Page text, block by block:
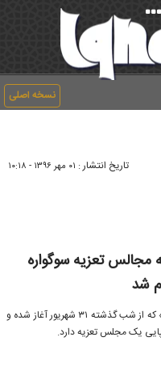
نسخه اصلی
تاریخ انتشار : ۰۱ مهر ۱۳۹۶ - ۱۰:۱۸
تعزیه سوگواره
شد
گروه هنر: سوگواره نمایشی «رکعت به رکعت عاشقی» که از شب گذشته ۳۱ شهریور آغاز شده و